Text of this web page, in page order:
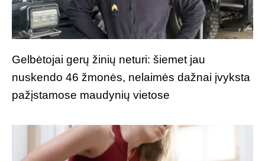
Gelbėtojai gerų žinių neturi: šiemet jau
nuskendo 46 žmonės, nelaimės dažnai įvyksta
pažįstamose maudynių vietose